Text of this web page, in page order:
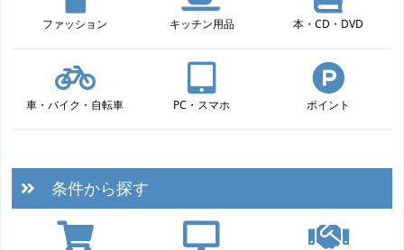
ファッション キッチン用品 本・CD・DVD
車・バイク・自転車 PC・スマホ ポイント
条件から探す